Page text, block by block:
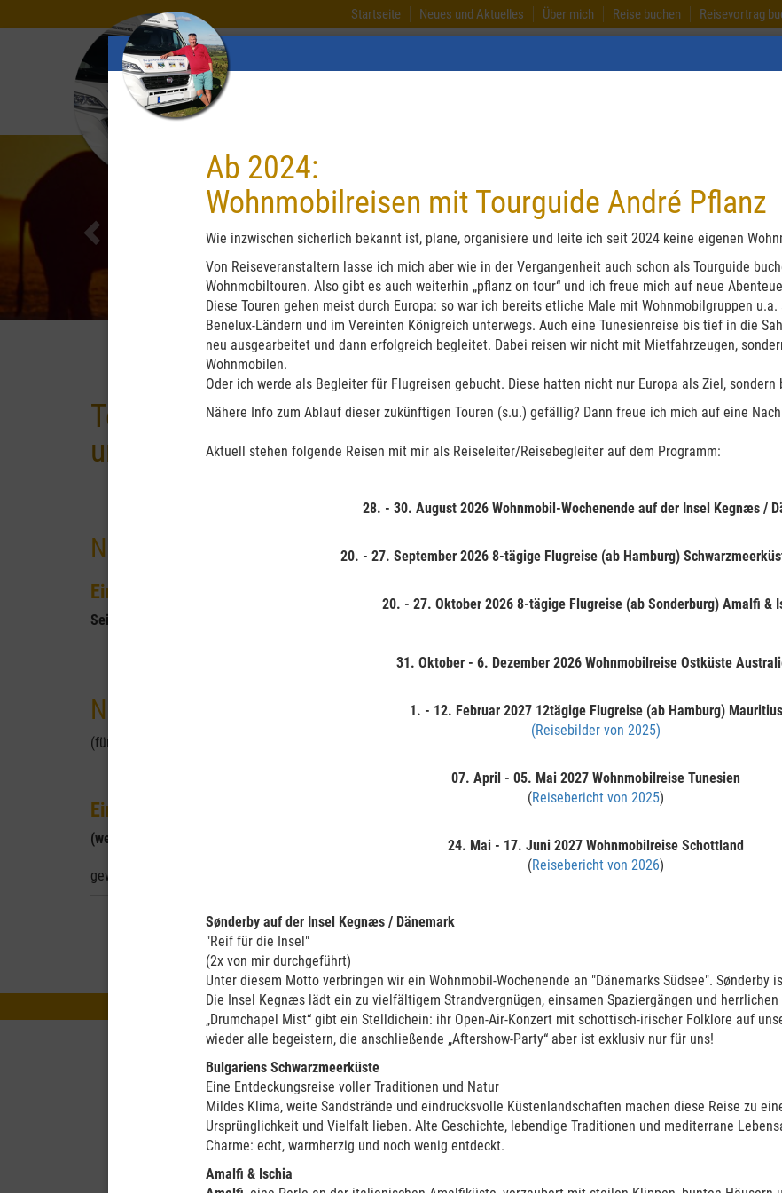
Startseite Neues und Aktuelles Über mich Reise buchen Reisevortrag
Ab 2024:
Wohnmobilreisen mit Tourguide André Pflanz
Wie inzwischen sicherlich bekannt ist, plane, organisiere und leite ich seit 2024 keine eigenen
Von Reiseveranstaltern lasse ich mich aber wie in der Vergangenheit auch schon als Tourguide
Wohnmobiltouren. Also gibt es auch weiterhin „pflanz on tour“ und ich freue mich auf neue
Diese Touren gehen meist durch Europa: so war ich bereits etliche Male mit Wohnmobilgruppen
Benelux-Ländern und im Vereinten Königreich unterwegs. Auch eine Tunesienreise bis tief in die
neu ausgearbeitet und dann erfolgreich begleitet. Dabei reisen wir nicht mit Mietfahrzeugen,
Wohnmobilen.
Oder ich werde als Begleiter für Flugreisen gebucht. Diese hatten nicht nur Europa als Ziel,
Nähere Info zum Ablauf dieser zukünftigen Touren (s.u.) gefällig? Dann freue ich mich auf eine
Aktuell stehen folgende Reisen mit mir als Reiseleiter/Reisebegleiter auf dem Programm:
28. - 30. August 2026 Wohnmobil-Wochenende auf der Insel Kegnæs /
20. - 27. September 2026 8-tägige Flugreise (ab Hamburg)
20. - 27. Oktober 2026 8-tägige Flugreise (ab Sonderburg) Amalfi &
31. Oktober - 6. Dezember 2026 Wohnmobilreise Ostküste
1. - 12. Februar 202712tägige Flugreise (ab Hamburg) Mauritius
(Reisebilder von 2025)
07. April - 05. Mai 2027 Wohnmobilreise Tunesien
(Reisebericht von 2025)
24. Mai - 17. Juni 2027 Wohnmobilreise Schottland
(Reisebericht von 2026)
Sønderby auf der Insel Kegnæs / Dänemark
"Reif für die Insel"
(2x von mir durchgeführt)
Unter diesem Motto verbringen wir ein Wohnmobil-Wochenende an "Dänemarks Südsee". Sønderby
Die Insel Kegnæs lädt ein zu vielfältigem Strandvergnügen, einsamen Spaziergängen und herrlichen
„Drumchapel Mist“ gibt ein Stelldichein: ihr Open-Air-Konzert mit schottisch-irischer Folklore auf
wieder alle begeistern, die anschließende „Aftershow-Party“ aber ist exklusiv nur für uns!
Bulgariens Schwarzmeerküste
Eine Entdeckungsreise voller Traditionen und Natur
Mildes Klima, weite Sandstrände und eindrucksvolle Küstenlandschaften machen diese Reise zu
Ursprünglichkeit und Vielfalt lieben. Alte Geschichte, lebendige Traditionen und mediterrane
Charme: echt, warmherzig und noch wenig entdeckt.
Amalfi & Ischia
Previous
Termine der nächsten Afrika-Reisen
und Afrika-Reisevorträge
Nächste Afrika-Reise
Eine Reise durch die Regenbogennation!
Seit 2024 biete ich keine eigenen Reisen mehr an!
Nächste Afrika-Reisevorträge:
(für alle meine Vorträge können Sie mich gern auch
Eine Reise durch die Regenbogennation
(weitere Termine sind in Vorbereitung)
gewesen! Propst-Torp-Haus, Glücksburg
Kontakt Sitemap Impressum Datenschutz Startseite